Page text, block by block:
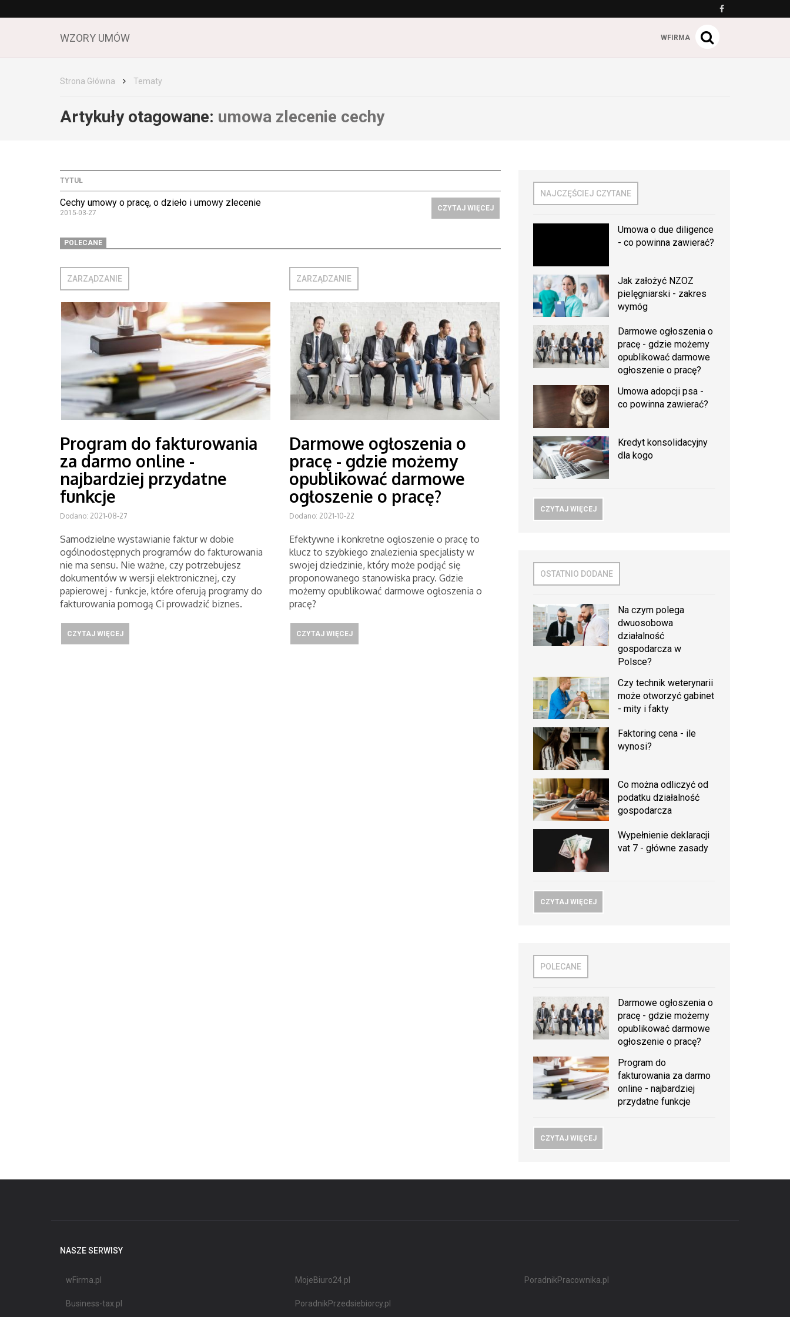
WZORY UMÓW WFIRMA
Strona Główna Tematy
Artykuły otagowane: umowa zlecenie cechy
TYTUŁ
Cechy umowy o pracę, o dzieło i umowy zlecenie
2015-03-27
CZYTAJ WIĘCEJ
POLECANE
ZARZĄDZANIE
Program do fakturowania
za darmo online -
najbardziej przydatne
funkcje
Dodano: 2021-08-27
Samodzielne wystawianie faktur w dobie
ogólnodostępnych programów do fakturowania
nie ma sensu. Nie ważne, czy potrzebujesz
dokumentów w wersji elektronicznej, czy
papierowej - funkcje, które oferują programy do
fakturowania pomogą Ci prowadzić biznes.
CZYTAJ WIĘCEJ
ZARZĄDZANIE
Darmowe ogłoszenia o
pracę - gdzie możemy
opublikować darmowe
ogłoszenie o pracę?
Dodano: 2021-10-22
Efektywne i konkretne ogłoszenie o pracę to
klucz to szybkiego znalezienia specjalisty w
swojej dziedzinie, który może podjąć się
proponowanego stanowiska pracy. Gdzie
możemy opublikować darmowe ogłoszenia o
pracę?
CZYTAJ WIĘCEJ
NAJCZĘŚCIEJ CZYTANE
Umowa o due diligence
- co powinna zawierać?
Jak założyć NZOZ
pielęgniarski - zakres
wymóg
Darmowe ogłoszenia o
pracę - gdzie możemy
opublikować darmowe
ogłoszenie o pracę?
Umowa adopcji psa -
co powinna zawierać?
Kredyt konsolidacyjny
dla kogo
CZYTAJ WIĘCEJ
OSTATNIO DODANE
Na czym polega
dwuosobowa
działalność
gospodarcza w
Polsce?
Czy technik weterynarii
może otworzyć gabinet
- mity i fakty
Faktoring cena - ile
wynosi?
Co można odliczyć od
podatku działalność
gospodarcza
Wypełnienie deklaracji
vat 7 - główne zasady
CZYTAJ WIĘCEJ
POLECANE
Darmowe ogłoszenia o
pracę - gdzie możemy
opublikować darmowe
ogłoszenie o pracę?
Program do
fakturowania za darmo
online - najbardziej
przydatne funkcje
CZYTAJ WIĘCEJ
NASZE SERWISY
wFirma.pl
Business-tax.pl
MojeBiuro24.pl
PoradnikPrzedsiebiorcy.pl
PoradnikPracownika.pl